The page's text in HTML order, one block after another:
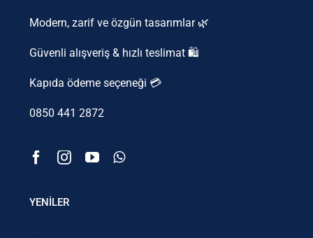
Modern, zarif ve özgün tasarımlar 🌿
Güvenli alışveriş & hızlı teslimat 🛍️
Kapıda ödeme seçeneği 💳
0850 441 2872
YENİLER